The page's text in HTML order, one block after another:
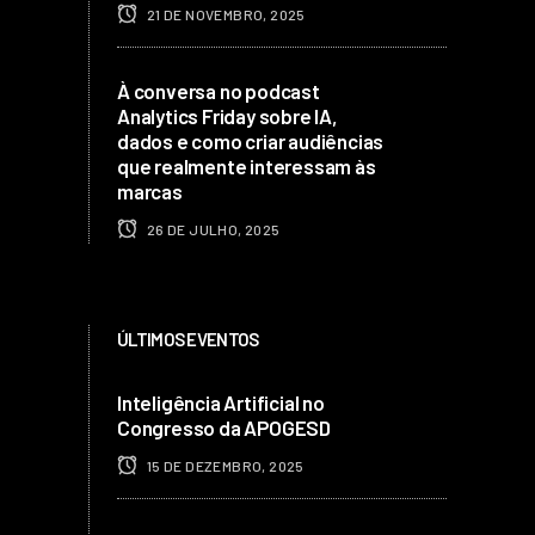
21 DE NOVEMBRO, 2025
À conversa no podcast
Analytics Friday sobre IA,
dados e como criar audiências
que realmente interessam às
marcas
26 DE JULHO, 2025
ÚLTIMOS EVENTOS
Inteligência Artificial no
Congresso da APOGESD
15 DE DEZEMBRO, 2025